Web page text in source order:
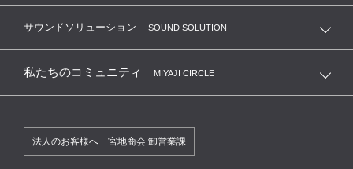
サウンドソリューション SOUND SOLUTION
私たちのコミュニティ MIYAJI CIRCLE
法人のお客様へ 宮地商会 卸営業課